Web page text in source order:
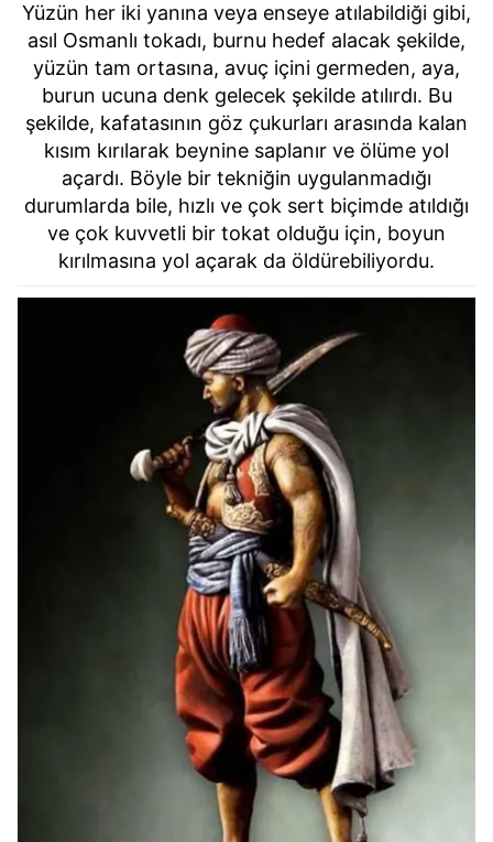
Yüzün her iki yanına veya enseye atılabildiği gibi,
asıl Osmanlı tokadı, burnu hedef alacak şekilde,
yüzün tam ortasına, avuç içini germeden, aya,
burun ucuna denk gelecek şekilde atılırdı. Bu
şekilde, kafatasının göz çukurları arasında kalan
kısım kırılarak beynine saplanır ve ölüme yol
açardı. Böyle bir tekniğin uygulanmadığı
durumlarda bile, hızlı ve çok sert biçimde atıldığı
ve çok kuvvetli bir tokat olduğu için, boyun
kırılmasına yol açarak da öldürebiliyordu.